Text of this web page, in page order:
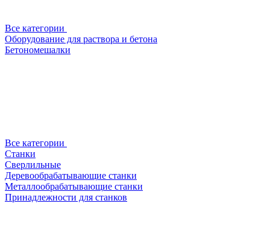
Все категории
Оборудование для раствора и бетона
Бетономешалки
Все категории
Станки
Сверлильные
Деревообрабатывающие станки
Металлообрабатывающие станки
Принадлежности для станков